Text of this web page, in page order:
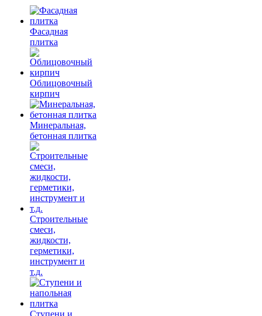
Фасадная
плитка
Облицовочный
кирпич
Минеральная,
бетонная плитка
Строительные
смеси,
жидкости,
герметики,
инструмент и
т.д.
Ступени и